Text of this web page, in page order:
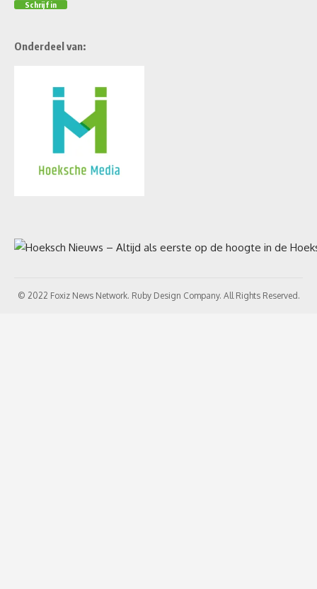
Onderdeel van:
© 2022 Foxiz News Network. Ruby Design Company. All Rights Reserved.